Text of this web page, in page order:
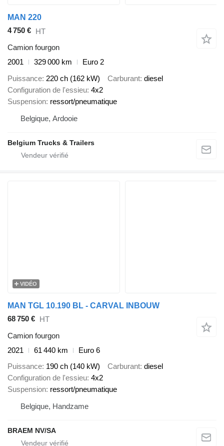
MAN 220
4 750 € HT
Camion fourgon
2001
329 000 km
Euro 2
Puissance 220 ch (162 kW) Carburant diesel
Configuration de l'essieu 4x2
Suspension ressort/pneumatique
Belgique, Ardooie
Belgium Trucks & Trailers
VIDÉO
MAN TGL 10.190 BL - CARVAL INBOUW
68 750 € HT
Camion fourgon
2021
61 440 km
Euro 6
Puissance 190 ch (140 kW) Carburant diesel
Configuration de l'essieu 4x2
Suspension ressort/pneumatique
Belgique, Handzame
BRAEM NV/SA